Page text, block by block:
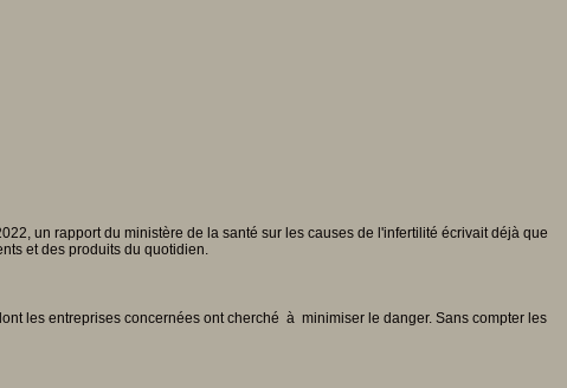
un rapport du ministère de la santé sur les causes de l'infertilité écrivait déjà que
et des produits du quotidien.
les entreprises concernées ont cherché à minimiser le danger. Sans compter les